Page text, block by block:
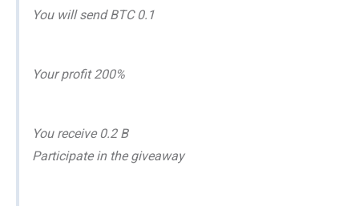
You will send BTC 0.1
Your profit 200%
You receive 0.2 B
Participate in the giveaway